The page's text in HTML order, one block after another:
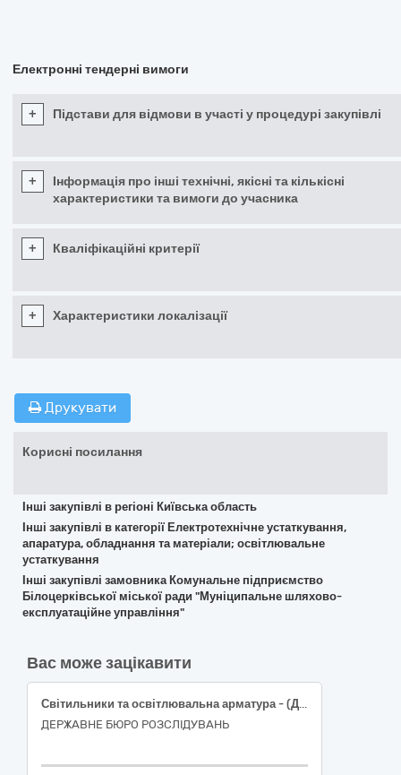
Електронні тендерні вимоги
+ Підстави для відмови в участі у процедурі закупівлі
+
Інформація про інші технічні, якісні та кількісні
характеристики та вимоги до учасника
+ Кваліфікаційні критерії
+ Характеристики локалізації
Друкувати
Корисні посилання
Інші закупівлі в регіоні Київська область
Інші закупівлі в категорії Електротехнічне устаткування,
апаратура, обладнання та матеріали; освітлювальне
устаткування
Інші закупівлі замовника Комунальне підприємство
Білоцерківської міської ради "Муніципальне шляхово-
експлуатаційне управління"
Вас може зацікавити
Світильники та освітлювальна арматура - (ДК 021:2015:31520000-7: Світильники та освітлювальна арматура)
ДЕРЖАВНЕ БЮРО РОЗСЛІДУВАНЬ